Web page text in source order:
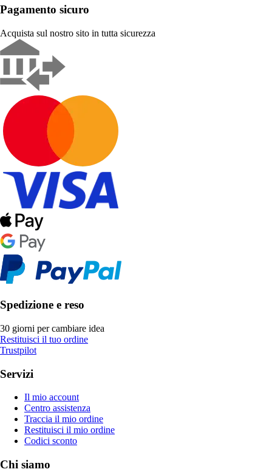
Pagamento sicuro
Acquista sul nostro sito in tutta sicurezza
Spedizione e reso
30 giorni per cambiare idea
Restituisci il tuo ordine
Trustpilot
Servizi
Il mio account
Centro assistenza
Traccia il mio ordine
Restituisci il mio ordine
Codici sconto
Chi siamo